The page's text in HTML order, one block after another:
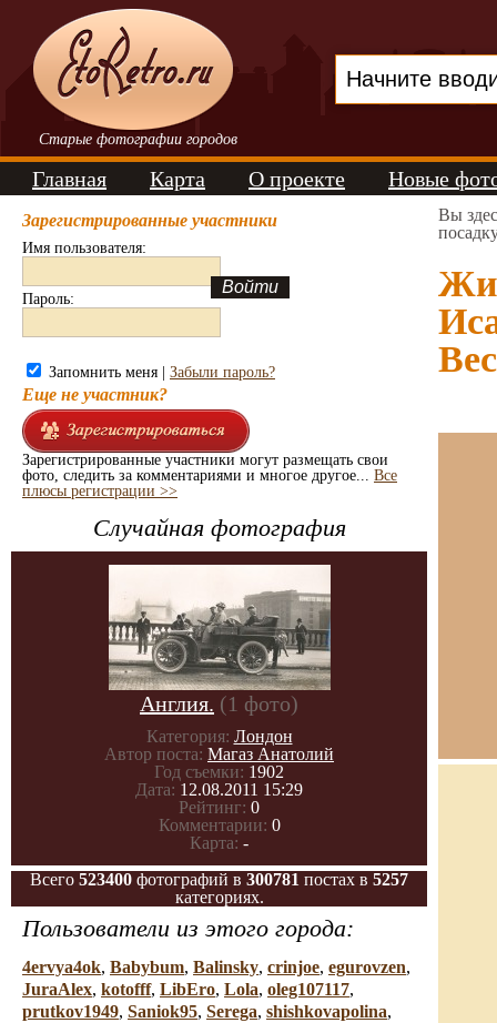
Старые фотографии городов
Главная Карта О проекте Новые
Зарегистрированные участники
Имя пользователя:
Пароль:
Запомнить меня | Забыли пароль?
Еще не участник?
Зарегистрированные участники могут размещать свои
фото, следить за комментариями и многое другое... Все
плюсы регистрации >>
Случайная фотография
Англия. (1 фото)
Категория: Лондон
Автор поста: Магаз Анатолий
Год съемки: 1902
Дата: 12.08.2011 15:29
Рейтинг: 0
Комментарии: 0
Карта: -
Всего 523400 фотографий в 300781 постах в 5257
категориях.
Пользователи из этого города:
4ervya4ok, Babybum, Balinsky, crinjoe, egurovzen,
JuraAlex, kotofff, LibEro, Lola, oleg107117,
prutkov1949, Saniok95, Serega, shishkovapolina,
Вы